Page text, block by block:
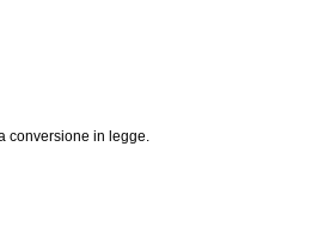
conversione in legge.